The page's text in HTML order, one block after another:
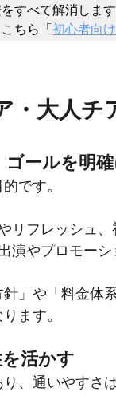
すべて解消しま
ちら「 初心者向
・大人
ゴールを明
です。
リフレッシュ、
演やプロモー
」や「料金体
ます。
活かす
、通いやすさ